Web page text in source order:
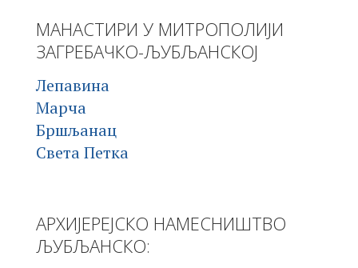
МАНАСТИРИ У МИТРОПОЛИЈИ
ЗАГРЕБАЧКО-ЉУБЉАНСКОЈ
Лепавина
Марча
Бршљанац
Света Петка
АРХИЈЕРЕЈСКО НАМЕСНИШТВО
ЉУБЉАНСКО: